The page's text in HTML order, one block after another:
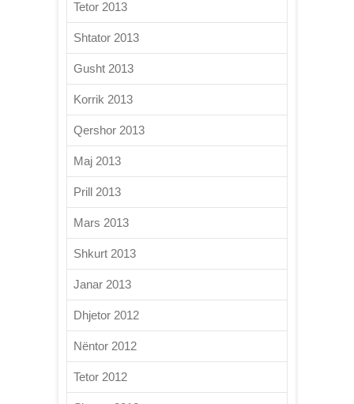
Tetor 2013
Shtator 2013
Gusht 2013
Korrik 2013
Qershor 2013
Maj 2013
Prill 2013
Mars 2013
Shkurt 2013
Janar 2013
Dhjetor 2012
Nëntor 2012
Tetor 2012